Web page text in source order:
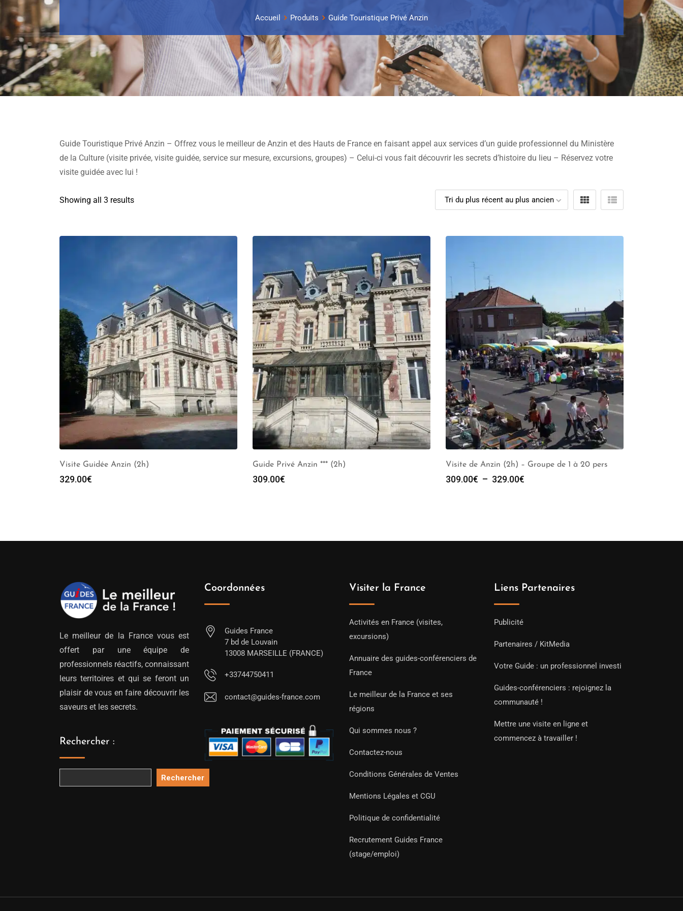
Accueil Produits Guide Touristique Privé Anzin
Guide Touristique Privé Anzin – Offrez vous le meilleur de Anzin et des Hauts de France en faisant appel aux services d’un guide professionnel du Ministère
de la Culture (visite privée, visite guidée, service sur mesure, excursions, groupes) – Celui-ci vous fait découvrir les secrets d’histoire du lieu – Réservez votre
visite guidée avec lui !
Showing all 3 results
Visite Guidée Anzin (2h)
329.00€
Guide Privé Anzin *** (2h)
309.00€
Visite de Anzin (2h) – Groupe de 1 à 20 pers
309.00€ – 329.00€
Le meilleur de la France vous est
offert par une équipe de
professionnels réactifs, connaissant
leurs territoires et qui se feront un
plaisir de vous en faire découvrir les
saveurs et les secrets.
Rechercher :
Rechercher
Coordonnées
Guides France
7 bd de Louvain
13008 MARSEILLE (FRANCE)
+33744750411
contact@guides-france.com
Visiter la France
Activités en France (visites,
excursions)
Annuaire des guides-conférenciers de
France
Le meilleur de la France et ses
régions
Qui sommes nous ?
Contactez-nous
Conditions Générales de Ventes
Mentions Légales et CGU
Politique de confidentialité
Recrutement Guides France
(stage/emploi)
Liens Partenaires
Publicité
Partenaires / KitMedia
Votre Guide : un professionnel investi
Guides-conférenciers : rejoignez la
communauté !
Mettre une visite en ligne et
commencez à travailler !